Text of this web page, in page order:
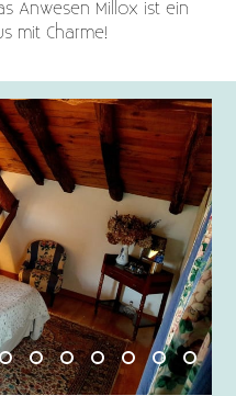
Anwesen Millox ist ein
mit Charme!